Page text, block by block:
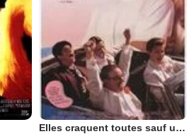
Elles craquent toutes sauf une